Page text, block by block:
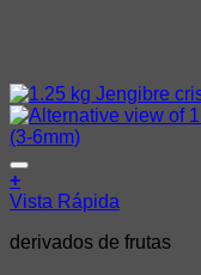
+
Vista Rápida
derivados de frutas